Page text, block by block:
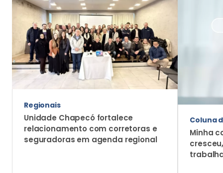
Regionais
Unidade Chapecó fortalece
relacionamento com corretoras e
seguradoras em agenda regional
Coluna
Minha